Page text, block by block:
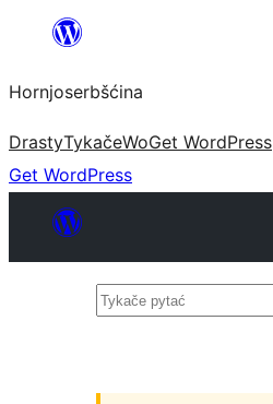
wobsahej
Hornjoserbšćina
DrastyTykačeWoGet WordPress
Get WordPress
Tykače